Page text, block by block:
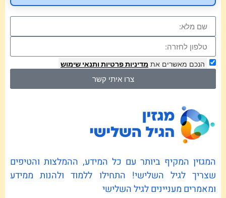
הנכם מאשרים את מדיניות פרטיות ותנאי שימוש
צרו איתי קשר
המגזין המקיף ביותר עם כל המידע, ההמלצות והטיפים
שצריך לגיל השלישי! התחילו ללמוד ולהנות ממידע
ומאמרים מעניינים לגיל השלישי